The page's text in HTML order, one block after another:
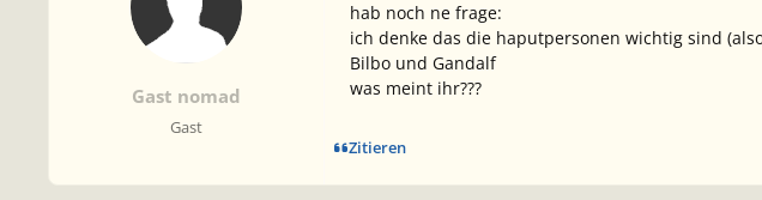
Gast nomad
Gast
hab noch ne frage:
ich denke das die haputpersonen wichtig sind
Bilbo und Gandalf
was meint ihr???
Zitieren